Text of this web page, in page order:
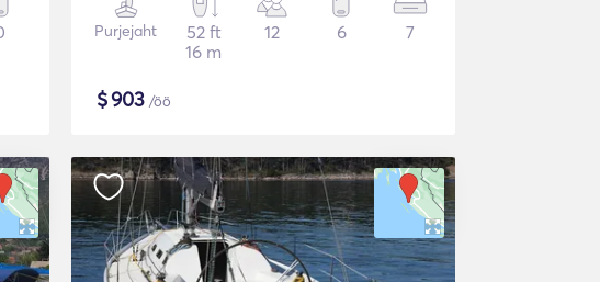
Purjejaht
52 ft
16 m
12 6 7
$903 /öö